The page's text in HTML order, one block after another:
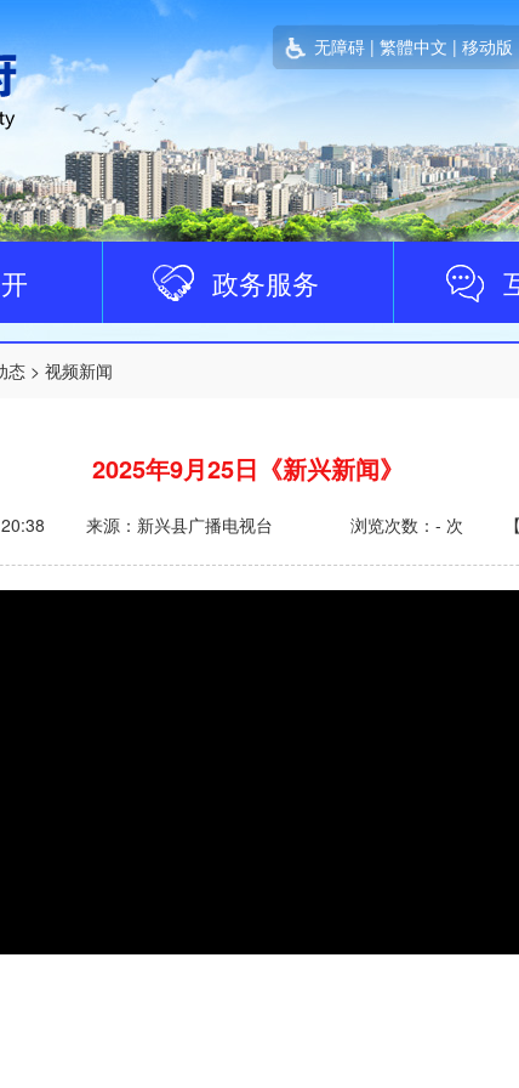
无障碍 | 繁體中文 | 移动版
政务服务
态 > 视频新闻
2025年9月25日《新兴新闻》
来源：新兴县广播电视台 浏览次数： - 次